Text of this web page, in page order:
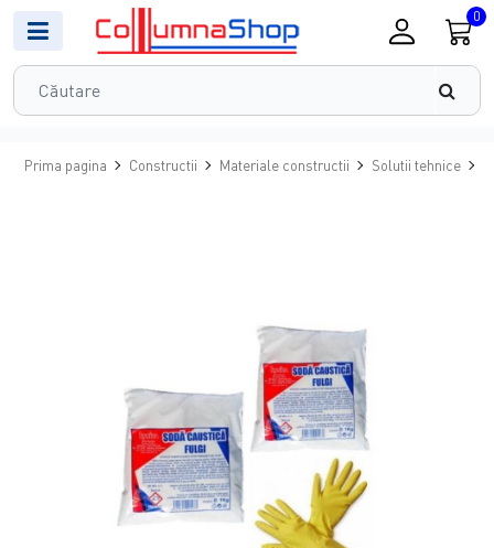
0
Prima pagina Constructii Materiale constructii Solutii tehnice